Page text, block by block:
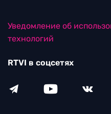
Уведомление об
технологий
RTVI в соцсетях